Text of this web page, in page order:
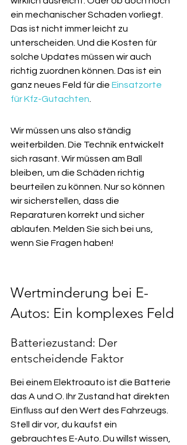
ein mechanischer Schaden vorliegt.
Das ist nicht immer leicht zu
unterscheiden. Und die Kosten für
solche Updates müssen wir auch
richtig zuordnen können. Das ist ein
ganz neues Feld für die Einsatzorte
für Kfz-Gutachten
Wir müssen uns also ständig
weiterbilden. Die Technik entwickelt
sich rasant. Wir müssen am Ball
bleiben, um die Schäden richtig
beurteilen zu können. Nur so können
wir sicherstellen, dass die
Reparaturen korrekt und sicher
ablaufen. Melden Sie sich bei uns,
wenn Sie Fragen haben!
Wertminderung bei E-
Autos: Ein komplexes Feld
Batteriezustand: Der
entscheidende Faktor
Bei einem Elektroauto ist die Batterie
das A und O. Ihr Zustand hat direkten
Einfluss auf den Wert des Fahrzeugs.
Stell dir vor, du kaufst ein
gebrauchtes E-Auto. Du willst wissen,